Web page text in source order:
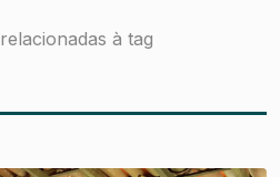
relacionadas à tag